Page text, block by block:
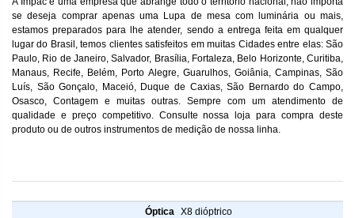
se deseja comprar apenas uma Lupa de mesa com luminária ou mais,
estamos preparados para lhe atender, sendo a entrega feita em qualquer
lugar do Brasil, temos clientes satisfeitos em muitas Cidades entre elas: São
Paulo, Rio de Janeiro, Salvador, Brasília, Fortaleza, Belo Horizonte, Curitiba,
Manaus, Recife, Belém, Porto Alegre, Guarulhos, Goiânia, Campinas, São
Luís, São Gonçalo, Maceió, Duque de Caxias, São Bernardo do Campo,
Osasco, Contagem e muitas outras. Sempre com um atendimento de
qualidade e preço competitivo. Consulte nossa loja para compra deste
produto ou de outros instrumentos de medição de nossa linha.
Óptica
X8 dióptrico